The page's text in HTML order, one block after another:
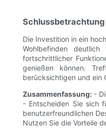
Schlussbetrachtung
Die Investition in ein
Wohlbefinden
fortschrittlicher
genießen können.
berücksichtigen und ein
Zusammenfassung: -
- Entscheiden Sie sich
benutzerfreundlichen
Nutzen Sie die Vorteile